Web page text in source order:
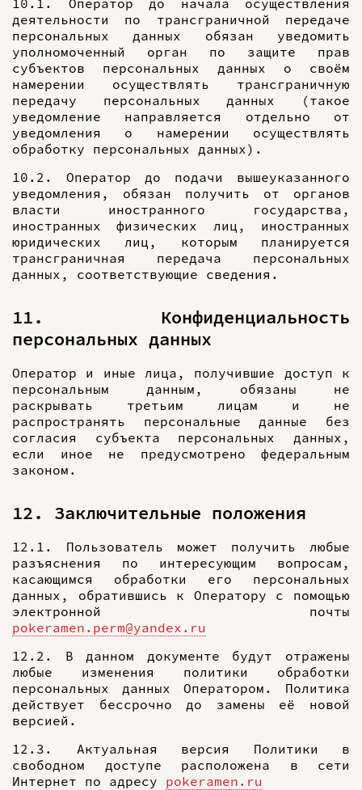
10.1. Оператор до начала осуществления
деятельности по трансграничной передаче
персональных данных обязан уведомить
уполномоченный орган по защите прав
субъектов персональных данных о своём
намерении осуществлять трансграничную
передачу персональных данных (такое
уведомление направляется отдельно от
уведомления о намерении осуществлять
обработку персональных данных).
10.2. Оператор до подачи вышеуказанного
уведомления, обязан получить от органов
власти иностранного государства,
иностранных физических лиц, иностранных
юридических лиц, которым планируется
трансграничная передача персональных
данных, соответствующие сведения.
11. Конфиденциальность
персональных данных
Оператор и иные лица, получившие доступ к
персональным данным, обязаны не
раскрывать третьим лицам и не
распространять персональные данные без
согласия субъекта персональных данных,
если иное не предусмотрено федеральным
законом.
12. Заключительные положения
12.1. Пользователь может получить любые
разъяснения по интересующим вопросам,
касающимся обработки его персональных
данных, обратившись к Оператору с помощью
электронной почты
pokeramen.perm@yandex.ru
12.2. В данном документе будут отражены
любые изменения политики обработки
персональных данных Оператором. Политика
действует бессрочно до замены её новой
версией.
12.3. Актуальная версия Политики в
свободном доступе расположена в сети
Интернет по адресу pokeramen.ru